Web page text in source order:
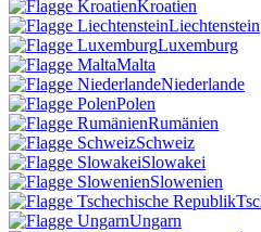
Kroatien
Liechtenstein
Luxemburg
Malta
Niederlande
Polen
Rumänien
Schweiz
Slowakei
Slowenien
Ungarn